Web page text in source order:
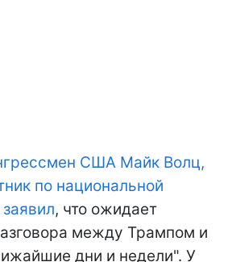
США Майк Волц,
по национальной
, что ожидает
между Трампом и
дни и недели". У